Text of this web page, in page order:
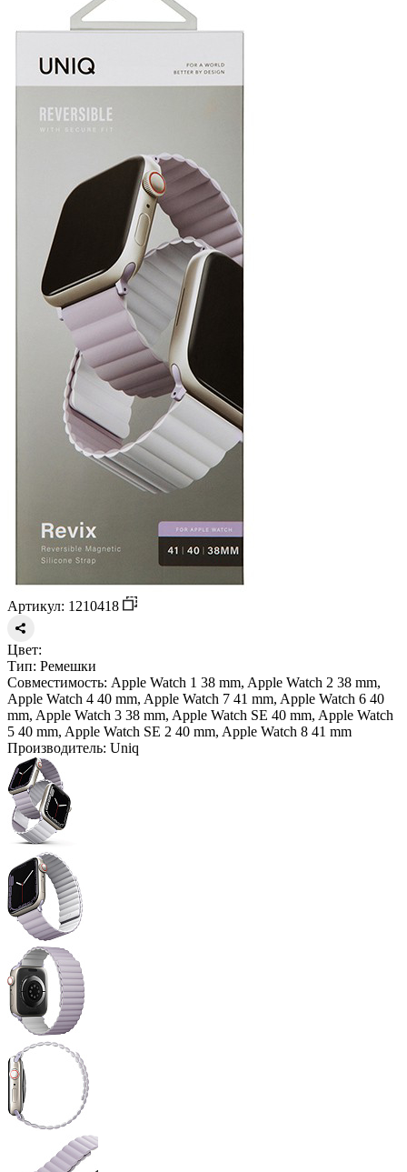
Артикул: 1210418
Цвет:
Тип: Ремешки
Совместимость: Apple Watch 1 38 mm, Apple Watch 2 38 mm,
Apple Watch 4 40 mm, Apple Watch 7 41 mm, Apple Watch 6 40
mm, Apple Watch 3 38 mm, Apple Watch SE 40 mm, Apple Watch
5 40 mm, Apple Watch SE 2 40 mm, Apple Watch 8 41 mm
Производитель: Uniq